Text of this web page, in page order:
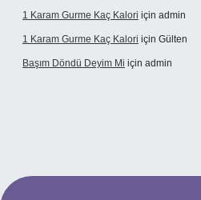
1 Karam Gurme Kaç Kalori için admin
1 Karam Gurme Kaç Kalori için Gülten
Başım Döndü Deyim Mi için admin
giriş